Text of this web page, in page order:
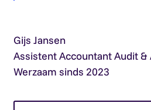
Gijs Jansen
Assistent Accountant Audit &
Werzaam sinds 2023